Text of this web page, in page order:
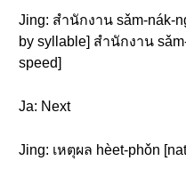
Jing: สำนักงาน sǎm-nák-
by syllable] สำนักงาน
speed]
Ja: Next
Jing: เหตุผล hèet-phǒn